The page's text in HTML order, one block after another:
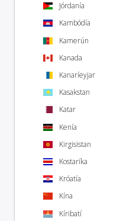
Jórdanía
Kambódía
Kamerún
Kanada
Kanaríeyjar
Kasakstan
Katar
Kenía
Kirgisistan
Kostaríka
Króatía
Kína
Kíribatí